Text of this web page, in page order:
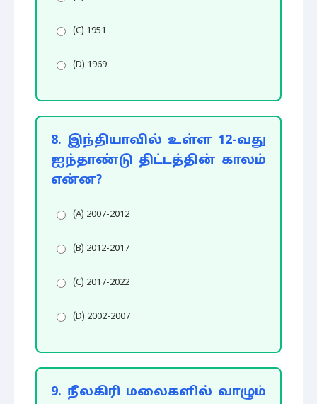
(C) 1951
(D) 1969
8. இந்தியாவில் உள்ள 12-வது
ஐந்தாண்டு திட்டத்தின் காலம்
என்ன?
(A) 2007-2012
(B) 2012-2017
(C) 2017-2022
(D) 2002-2007
9. நீலகிரி மலைகளில் வாழும்